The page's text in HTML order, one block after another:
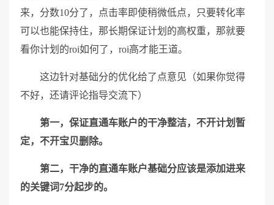
来，分数10分了，点击率即使稍微低点，只要转化率
可以也能保持住，那长期保证计划的高权重，那就要
看你计划的roi如何了，roi高才能王道。
这边针对基础分的优化给了点意见（如果你觉得
不好，还请评论指导交流下）
第一，保证直通车账户的干净整洁，不开计划暂
定，不开宝贝删除。
第二，干净的直通车账户基础分应该是添加进来
的关键词7分起步的。